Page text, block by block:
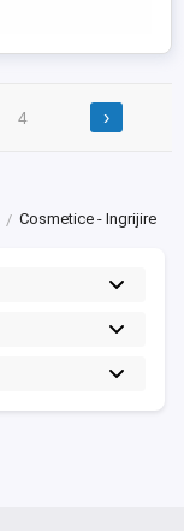
4 ›
Cosmetice - Ingrijire